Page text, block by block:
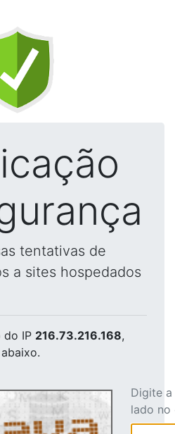
tentativas de
a sites hospedados
do IP 216.73.216.168,
Digite
lado no